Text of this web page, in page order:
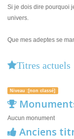
Si je dois dire pourquoi
univers.
Que mes adeptes se
Titres actuels
Niveau :[non classé]
Aucun monument
Anciens